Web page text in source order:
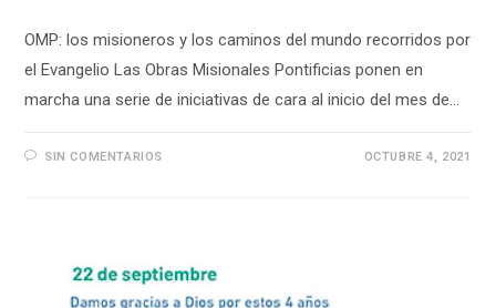
OMP: los misioneros y los caminos del mundo recorridos por
el Evangelio Las Obras Misionales Pontificias ponen en
marcha una serie de iniciativas de cara al inicio del mes de…
SIN COMENTARIOS OCTUBRE 4, 2021